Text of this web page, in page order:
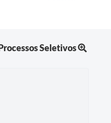
Seletivos